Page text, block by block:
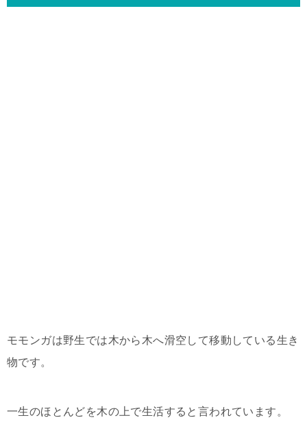
モモンガは野生では木から木へ滑空して移動している生き
物です。
一生のほとんどを木の上で生活すると言われています。